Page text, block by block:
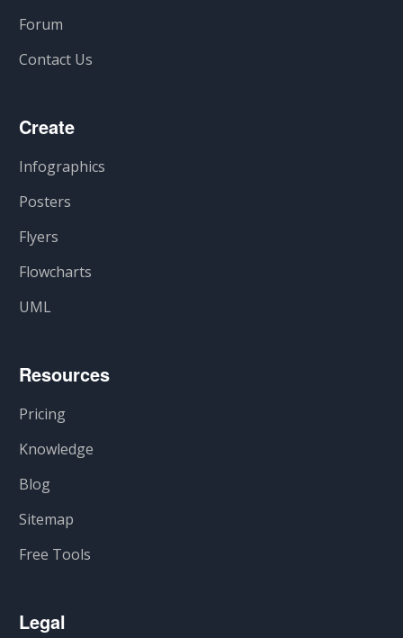
Forum
Contact Us
Create
Infographics
Posters
Flyers
Flowcharts
UML
Resources
Pricing
Knowledge
Blog
Sitemap
Free Tools
Legal